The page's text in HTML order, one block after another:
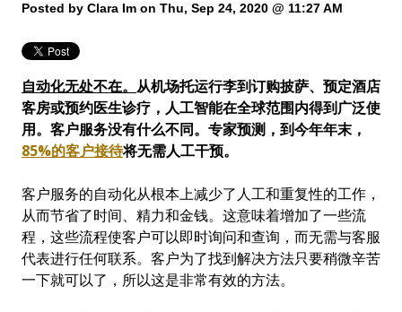
Posted by Clara Im on Thu, Sep 24, 2020 @ 11:27 AM
自动化无处不在。 从机场托运行李到订购披萨、预定酒店
客房或预约医生诊疗 ， 人工智能在全球范围内得到广泛使
用。客户服务没有什么不同。专家预测，到今年年末，
85%的客户接待将无需人工干预。
客户服务的自动化从根本上减少了人工和重复性的工作，
从而节省了时间、精力和金钱。这意味着增加了一些流
程，这些流程使客户可以即时询问和查询，而无需与客服
代表进行任何联系。客户为了找到解决方法只要稍微辛苦
一下就可以了，所以这是非常有效的方法。